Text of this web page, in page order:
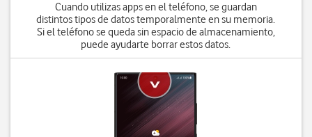
Cuando utilizas apps en el teléfono, se guardan
distintos tipos de datos temporalmente en su memoria.
Si el teléfono se queda sin espacio de almacenamiento,
puede ayudarte borrar estos datos.